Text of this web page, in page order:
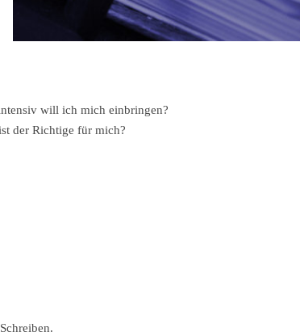
will ich mich einbringen?
der Richtige für mich?